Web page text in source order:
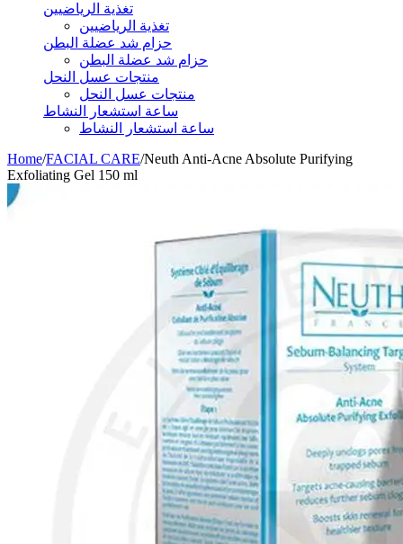
تغذية الرياضيين
تغذية الرياضيين
حزام شد عضلة البطن
حزام شد عضلة البطن
منتجات عسل النحل
منتجات عسل النحل
ساعة استشعار النشاط
ساعة استشعار النشاط
Home/FACIAL CARE/Neuth Anti-Acne Absolute Purifying
Exfoliating Gel 150 ml